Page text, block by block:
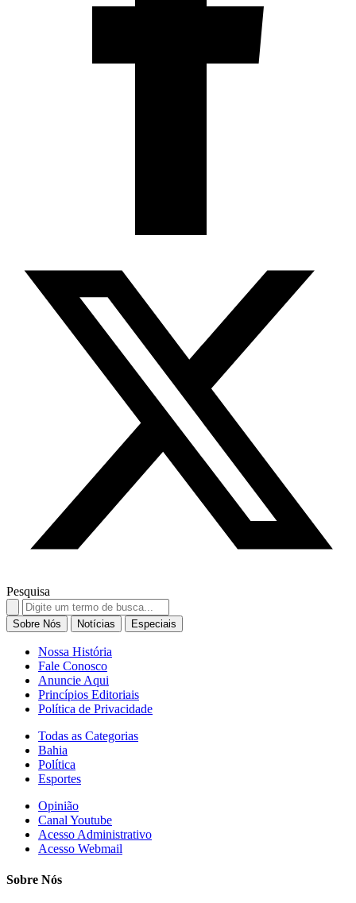
Pesquisa
Search
for:
Sobre Nós Notícias Especiais
Nossa História
Fale Conosco
Anuncie Aqui
Princípios Editoriais
Política de Privacidade
Todas as Categorias
Bahia
Política
Esportes
Opinião
Canal Youtube
Acesso Administrativo
Acesso Webmail
Sobre Nós